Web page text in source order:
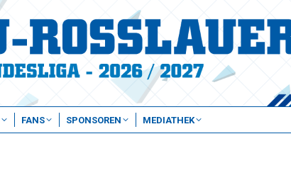
FANS SPONSOREN MEDIATHEK